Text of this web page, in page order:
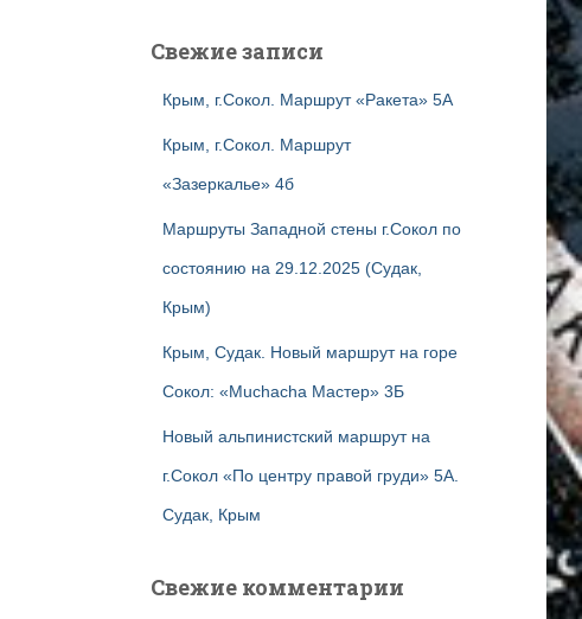
Свежие записи
Крым, г.Сокол. Маршрут «Ракета» 5А
Крым, г.Сокол. Маршрут
«Зазеркалье» 4б
Маршруты Западной стены г.Сокол по
состоянию на 29.12.2025 (Судак,
Крым)
Крым, Судак. Новый маршрут на горе
Сокол: «Muchacha Мастер» 3Б
Новый альпинистский маршрут на
г.Сокол «По центру правой груди» 5А.
Судак, Крым
Свежие комментарии